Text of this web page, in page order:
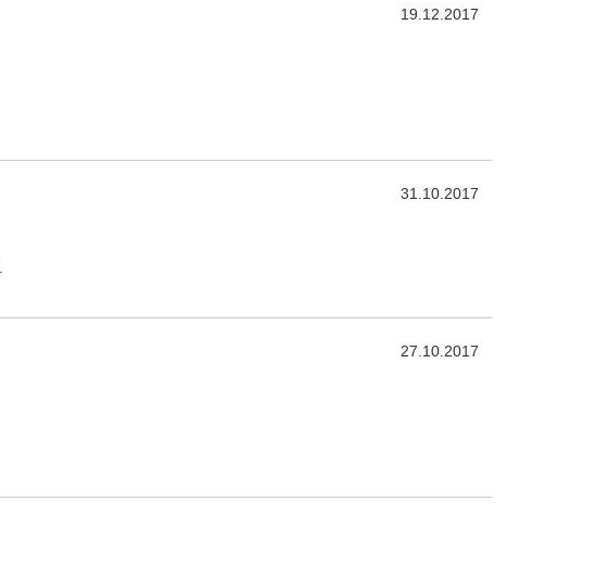
19.12.2017
31.10.2017
27.10.2017